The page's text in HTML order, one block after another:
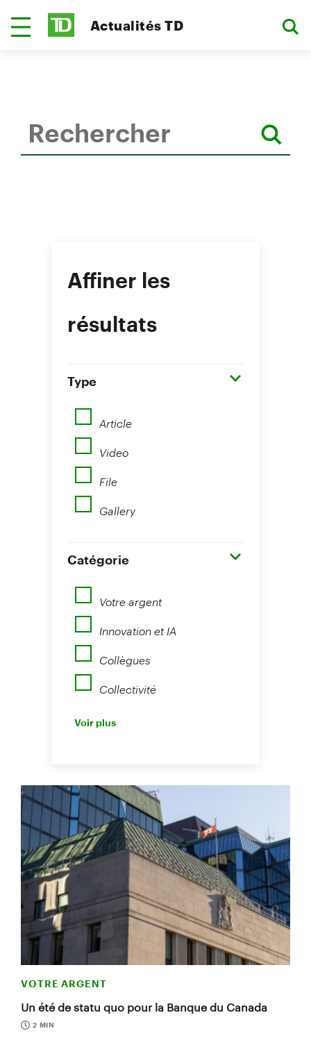
Actualités TD
VOTRE ARGENT
Un été de statu quo pour la Banque du Canada
2 MIN
Affiner les
résultats
Type
Article
Video
File
Gallery
Catégorie
Votre argent
Innovation et IA
Collègues
Collectivité
Perspectives
Voir plus